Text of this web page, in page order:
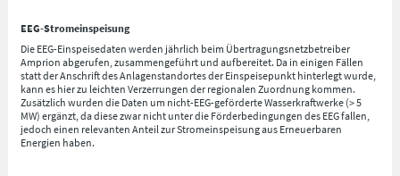
EEG-Stromeinspeisung
Die EEG-Einspeisedaten werden jährlich beim Übertragungsnetzbetreiber
Amprion abgerufen, zusammengeführt und aufbereitet. Da in einigen Fällen
statt der Anschrift des Anlagenstandortes der Einspeisepunkt hinterlegt wurde,
kann es hier zu leichten Verzerrungen der regionalen Zuordnung kommen.
Zusätzlich wurden die Daten um nicht-EEG-geförderte Wasserkraftwerke (> 5
MW) ergänzt, da diese zwar nicht unter die Förderbedingungen des EEG fallen,
jedoch einen relevanten Anteil zur Stromeinspeisung aus Erneuerbaren
Energien haben.